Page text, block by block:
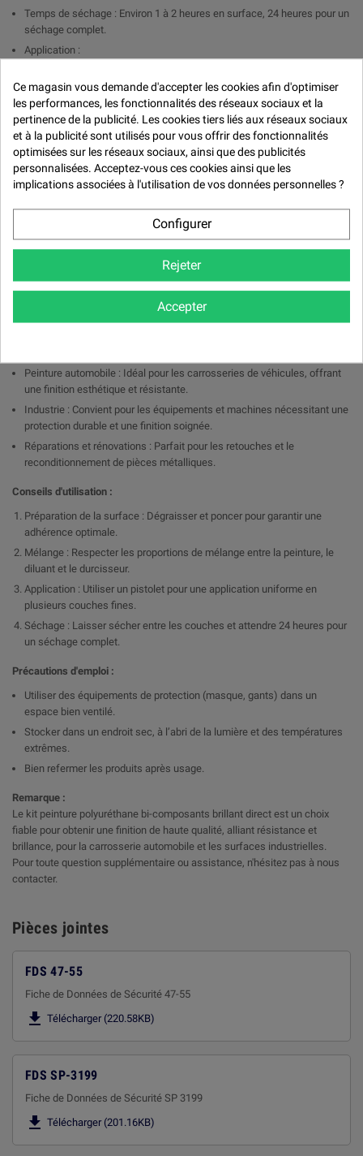
Temps de séchage : Environ 1 à 2 heures en surface, 24 heures pour un
séchage complet.
Application :
de 5 à 10 % de diluant.
PINCEAUX : Ajouter 1 part de durcisseur pour 2 parts de peinture
Rendement : 6 m2 au litre de peinture
Avantages:
Brillance durable : La finition brillant direct assure un éclat profond et
résistant sans nécessiter de couche de vernis.
Résistance élevée : Formule résistante aux intempéries, aux UV, aux
produits chimiques et aux rayures.
Application uniforme : Bonne fluidité pour une application homogène et
un rendu professionnel.
Temps de séchage rapide : Assure une efficacité optimale pour les
travaux nécessitant un séchage rapide.
Peinture automobile : Idéal pour les carrosseries de véhicules, offrant
une finition esthétique et résistante.
Industrie : Convient pour les équipements et machines nécessitant une
protection durable et une finition soignée.
Réparations et rénovations : Parfait pour les retouches et le
reconditionnement de pièces métalliques.
Conseils d'utilisation :
Préparation de la surface : Dégraisser et poncer pour garantir une
adhérence optimale.
Mélange : Respecter les proportions de mélange entre la peinture, le
diluant et le durcisseur.
Application : Utiliser un pistolet pour une application uniforme en
plusieurs couches fines.
Séchage : Laisser sécher entre les couches et attendre 24 heures pour
un séchage complet.
Précautions d'emploi :
Utiliser des équipements de protection (masque, gants) dans un
espace bien ventilé.
Stocker dans un endroit sec, à l’abri de la lumière et des températures
extrêmes.
Bien refermer les produits après usage.
Remarque :
Le kit peinture polyuréthane bi-composants brillant direct est un choix
fiable pour obtenir une finition de haute qualité, alliant résistance et
brillance, pour la carrosserie automobile et les surfaces industrielles.
Pour toute question supplémentaire ou assistance, n'hésitez pas à nous
contacter.
Pièces jointes
FDS 47-55
Fiche de Données de Sécurité 47-55
 Télécharger (220.58KB)
FDS SP-3199
Fiche de Données de Sécurité SP 3199
 Télécharger (201.16KB)
Ce magasin vous demande d'accepter les cookies afin d'optimiser
les performances, les fonctionnalités des réseaux sociaux et la
pertinence de la publicité. Les cookies tiers liés aux réseaux sociaux
et à la publicité sont utilisés pour vous offrir des fonctionnalités
optimisées sur les réseaux sociaux, ainsi que des publicités
personnalisées. Acceptez-vous ces cookies ainsi que les
implications associées à l'utilisation de vos données personnelles ?
Configurer
Rejeter
Accepter